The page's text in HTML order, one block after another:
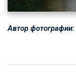
Автор фотографии: